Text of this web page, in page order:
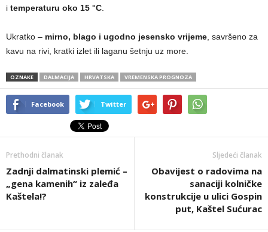
i temperaturu oko 15 °C.
Ukratko – mirno, blago i ugodno jesensko vrijeme, savršeno za
kavu na rivi, kratki izlet ili laganu šetnju uz more.
OZNAKE DALMACIJA HRVATSKA VREMENSKA PROGNOZA
Facebook Twitter
Prethodni članak
Zadnji dalmatinski plemić –
„gena kamenih“ iz zaleđa
Kaštela!?
Sljedeći članak
Obavijest o radovima na
sanaciji kolničke
konstrukcije u ulici Gospin
put, Kaštel Sućurac